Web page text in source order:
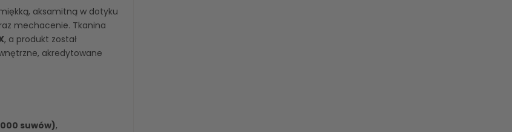
aksamitną w dotyku
mechacenie. Tkanina
, a produkt został
akredytowane
suwów),